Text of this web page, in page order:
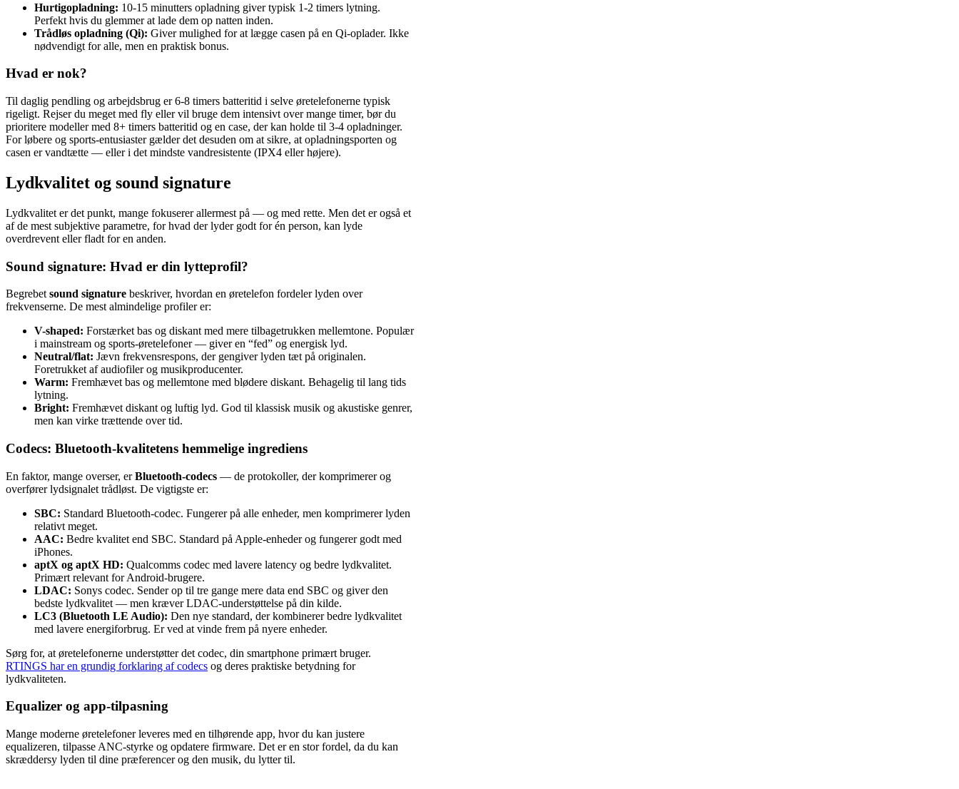
Hurtigopladning: 10-15 minutters opladning giver typisk 1-2 timers lytning.
Perfekt hvis du glemmer at lade dem op natten inden.
Trådløs opladning (Qi): Giver mulighed for at lægge casen på en Qi-oplader. Ikke
nødvendigt for alle, men en praktisk bonus.
Hvad er nok?
Til daglig pendling og arbejdsbrug er 6-8 timers batteritid i selve øretelefonerne typisk
rigeligt. Rejser du meget med fly eller vil bruge dem intensivt over mange timer, bør du
prioritere modeller med 8+ timers batteritid og en case, der kan holde til 3-4 opladninger.
For løbere og sports-entusiaster gælder det desuden om at sikre, at opladningsporten og
casen er vandtætte — eller i det mindste vandresistente (IPX4 eller højere).
Lydkvalitet og sound signature
Lydkvalitet er det punkt, mange fokuserer allermest på — og med rette. Men det er også et
af de mest subjektive parametre, for hvad der lyder godt for én person, kan lyde
overdrevent eller fladt for en anden.
Sound signature: Hvad er din lytteprofil?
Begrebet sound signature beskriver, hvordan en øretelefon fordeler lyden over
frekvenserne. De mest almindelige profiler er:
V-shaped: Forstærket bas og diskant med mere tilbagetrukken mellemtone. Populær
i mainstream og sports-øretelefoner — giver en “fed” og energisk lyd.
Neutral/flat: Jævn frekvensrespons, der gengiver lyden tæt på originalen.
Foretrukket af audiofiler og musikproducenter.
Warm: Fremhævet bas og mellemtone med blødere diskant. Behagelig til lang tids
lytning.
Bright: Fremhævet diskant og luftig lyd. God til klassisk musik og akustiske genrer,
men kan virke trættende over tid.
Codecs: Bluetooth-kvalitetens hemmelige ingrediens
En faktor, mange overser, erBluetooth-codecs — de protokoller, der komprimerer og
overfører lydsignalet trådløst. De vigtigste er:
SBC: Standard Bluetooth-codec. Fungerer på alle enheder, men komprimerer lyden
relativt meget.
AAC: Bedre kvalitet end SBC. Standard på Apple-enheder og fungerer godt med
iPhones.
aptX og aptX HD: Qualcomms codec med lavere latency og bedre lydkvalitet.
Primært relevant for Android-brugere.
LDAC: Sonys codec. Sender op til tre gange mere data end SBC og giver den
bedste lydkvalitet — men kræver LDAC-understøttelse på din kilde.
LC3 (Bluetooth LE Audio): Den nye standard, der kombinerer bedre lydkvalitet
med lavere energiforbrug. Er ved at vinde frem på nyere enheder.
Sørg for, at øretelefonerne understøtter det codec, din smartphone primært bruger.
RTINGS har en grundig forklaring af codecs og deres praktiske betydning for
lydkvaliteten.
Equalizer og app-tilpasning
Mange moderne øretelefoner leveres med en tilhørende app, hvor du kan justere
equalizeren, tilpasse ANC-styrke og opdatere firmware. Det er en stor fordel, da du kan
skræddersy lyden til dine præferencer og den musik, du lytter til.